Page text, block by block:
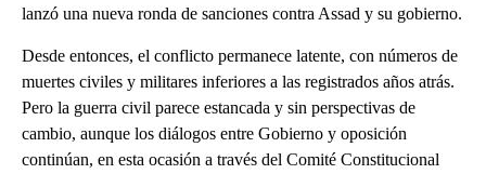
lanzó una nueva ronda de sanciones contra Assad y su gobierno.
Desde entonces, el conflicto permanece latente, con números de
muertes civiles y militares inferiores a las registrados años atrás.
Pero la guerra civil parece estancada y sin perspectivas de
cambio, aunque los diálogos entre Gobierno y oposición
continúan, en esta ocasión a través del Comité Constitucional